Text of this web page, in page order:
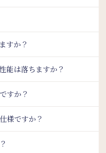
すか？
能は落ちますか？
すか？
様ですか？